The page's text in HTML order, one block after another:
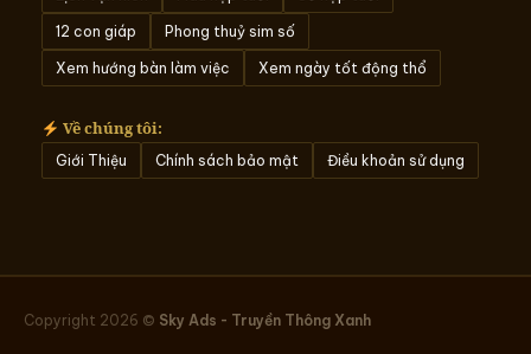
12 con giáp Phong thuỷ sim số
Xem hướng bàn làm việc Xem ngày tốt động thổ
Về chúng tôi:
Giới Thiệu Chính sách bảo mật Điều khoản sử dụng
Copyright 2026 © Sky Ads - Truyền Thông Xanh